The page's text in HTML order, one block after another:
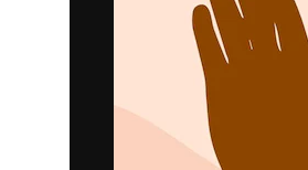
Copyright © 2010-